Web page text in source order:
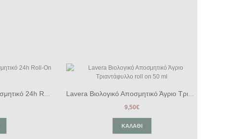
9,50€
ΚΑΛΆΘΙ